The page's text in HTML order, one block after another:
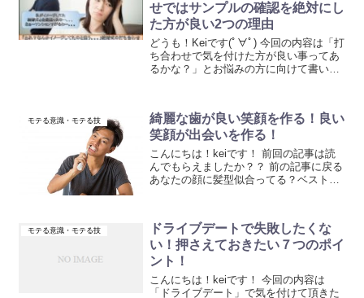
せではサンプルの確認を絶対にし
た方が良い2つの理由
どうも！Keiです(ﾟ∀ﾟ) 今回の内容は「打
ち合わせで気を付けた方が良い事ってあ
るかな？」とお悩みの方に向けて書いて
モテる意識・モテる技
綺麗な歯が良い笑顔を作る！良い
笑顔が出会いを作る！
こんにちは！keiです！ 前回の記事は読
んでもらえましたか？？ 前の記事に戻る
あなたの顔に髪型似合ってる？ベストな
モテる意識・モテる技
ドライブデートで失敗したくな
い！押さえておきたい７つのポイ
ント！
こんにちは！keiです！ 今回の内容は
「ドライブデート」で気を付けて頂きた